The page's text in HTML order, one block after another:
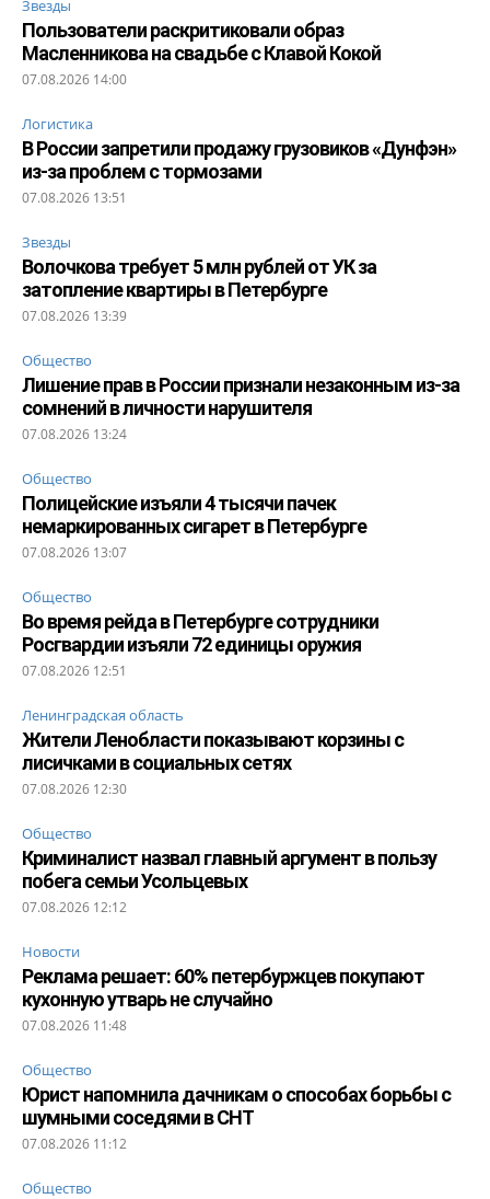
Звезды
Пользователи раскритиковали образ
Масленникова на свадьбе с Клавой Кокой
07.08.2026 14:00
Логистика
В России запретили продажу грузовиков «Дунфэн»
из-за проблем с тормозами
07.08.2026 13:51
Звезды
Волочкова требует 5 млн рублей от УК за
затопление квартиры в Петербурге
07.08.2026 13:39
Общество
Лишение прав в России признали незаконным из-за
сомнений в личности нарушителя
07.08.2026 13:24
Общество
Полицейские изъяли 4 тысячи пачек
немаркированных сигарет в Петербурге
07.08.2026 13:07
Общество
Во время рейда в Петербурге сотрудники
Росгвардии изъяли 72 единицы оружия
07.08.2026 12:51
Ленинградская область
Жители Ленобласти показывают корзины с
лисичками в социальных сетях
07.08.2026 12:30
Общество
Криминалист назвал главный аргумент в пользу
побега семьи Усольцевых
07.08.2026 12:12
Новости
Реклама решает: 60% петербуржцев покупают
кухонную утварь не случайно
07.08.2026 11:48
Общество
Юрист напомнила дачникам о способах борьбы с
шумными соседями в СНТ
07.08.2026 11:12
Общество